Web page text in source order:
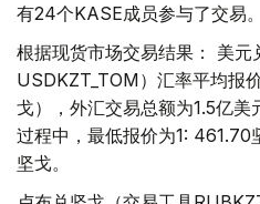
有24个KASE成员参与了交易。
根据现货市场交易结果： 美元
USDKZT_TOM）汇率平均报
戈），外汇交易总额为1.5亿
过程中，最低报价为1: 461.70
坚戈。